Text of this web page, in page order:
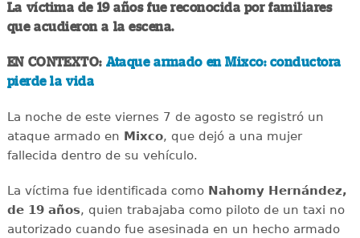
La víctima de 19 años fue reconocida por familiares
que acudieron a la escena.
EN CONTEXTO: Ataque armado en Mixco: conductora
pierde la vida
La noche de este viernes 7 de agosto se registró un
ataque armado en Mixco, que dejó a una mujer
fallecida dentro de su vehículo.
La víctima fue identificada como Nahomy Hernández,
de 19 años, quien trabajaba como piloto de un taxi no
autorizado cuando fue asesinada en un hecho armado